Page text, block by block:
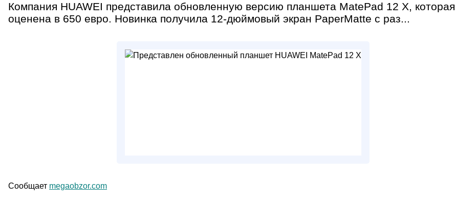
Компания HUAWEI представила обновленную версию планшета MatePad 12 X, которая
оценена в 650 евро. Новинка получила 12-дюймовый экран PaperMatte с раз...
Сообщает megaobzor.com